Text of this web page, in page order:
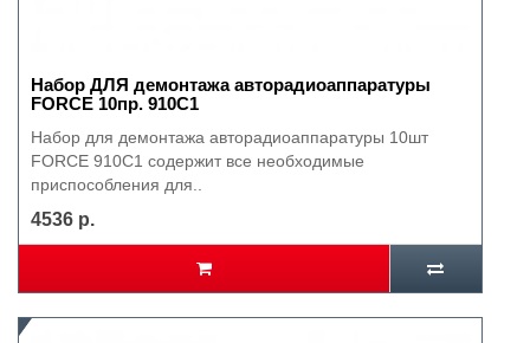
Набор ДЛЯ демонтажа авторадиоаппаратуры
FORCE 10пр. 910C1
Набор для демонтажа авторадиоаппаратуры 10шт
FORCE 910C1 содержит все необходимые
приспособления для..
4536 р.